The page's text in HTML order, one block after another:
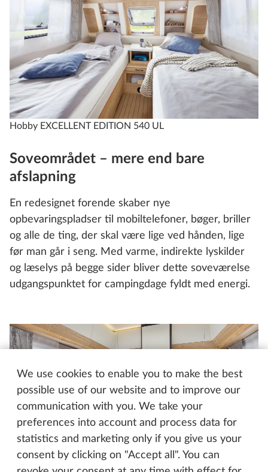
We use cookies to enable you to make the best
possible use of our website and to improve our
communication with you. We take your
preferences into account and process data for
statistics and marketing only if you give us your
consent by clicking on "Accept all". You can
Hobby EXCELLENT EDITION 540 UL
Soveområdet – mere end bare
afslapning
En redesignet forende skaber nye
opbevaringspladser til mobiltelefoner, bøger, briller
og alle de ting, der skal være lige ved hånden, lige
før man går i seng. Med varme, indirekte lyskilder
og læselys på begge sider bliver dette soveværelse
udgangspunktet for campingdage fyldt med energi.